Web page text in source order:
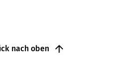
nach oben